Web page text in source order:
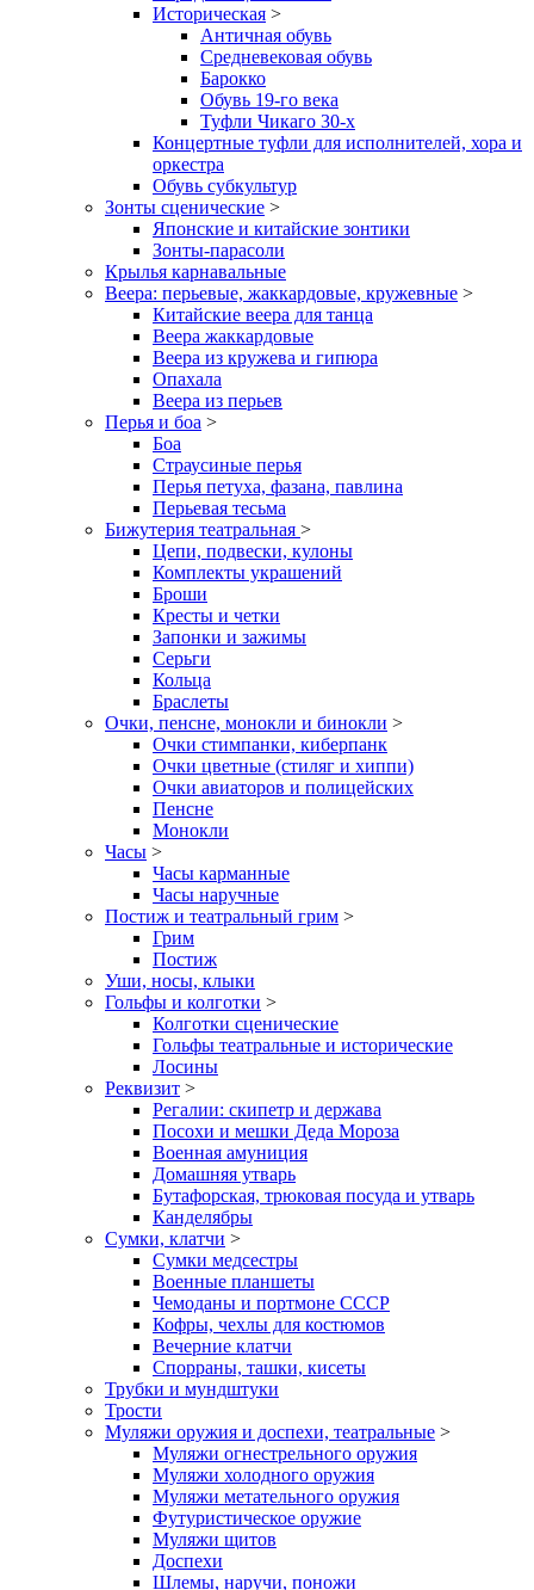
Историческая >
Античная обувь
Средневековая обувь
Барокко
Обувь 19-го века
Туфли Чикаго 30-х
Концертные туфли для исполнителей, хора и
оркестра
Обувь субкультур
Зонты сценические >
Японские и китайские зонтики
Зонты-парасоли
Крылья карнавальные
Веера: перьевые, жаккардовые, кружевные >
Китайские веера для танца
Веера жаккардовые
Веера из кружева и гипюра
Опахала
Веера из перьев
Перья и боа >
Боа
Страусиные перья
Перья петуха, фазана, павлина
Перьевая тесьма
Бижутерия театральная >
Цепи, подвески, кулоны
Комплекты украшений
Броши
Кресты и четки
Запонки и зажимы
Серьги
Кольца
Браслеты
Очки, пенсне, монокли и бинокли >
Очки стимпанки, киберпанк
Очки цветные (стиляг и хиппи)
Очки авиаторов и полицейских
Пенсне
Монокли
Часы >
Часы карманные
Часы наручные
Постиж и театральный грим >
Грим
Постиж
Уши, носы, клыки
Гольфы и колготки >
Колготки сценические
Гольфы театральные и исторические
Лосины
Реквизит >
Регалии: скипетр и держава
Посохи и мешки Деда Мороза
Военная амуниция
Домашняя утварь
Бутафорская, трюковая посуда и утварь
Канделябры
Сумки, клатчи >
Сумки медсестры
Военные планшеты
Чемоданы и портмоне СССР
Кофры, чехлы для костюмов
Вечерние клатчи
Спорраны, ташки, кисеты
Трубки и мундштуки
Трости
Муляжи оружия и доспехи, театральные >
Муляжи огнестрельного оружия
Муляжи холодного оружия
Муляжи метательного оружия
Футуристическое оружие
Муляжи щитов
Доспехи
Шлемы, наручи, поножи